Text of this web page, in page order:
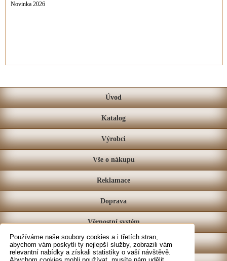
Používáme naše soubory cookies a i třetích stran,
abychom vám poskytli ty nejlepší služby, zobrazili vám
relevantní nabídky a získali statistiky o vaší návštěvě.
Novinka 2026
Úvod
Katalog
Výrobci
Vše o nákupu
Reklamace
Doprava
Věrnostní systém
Prodejna